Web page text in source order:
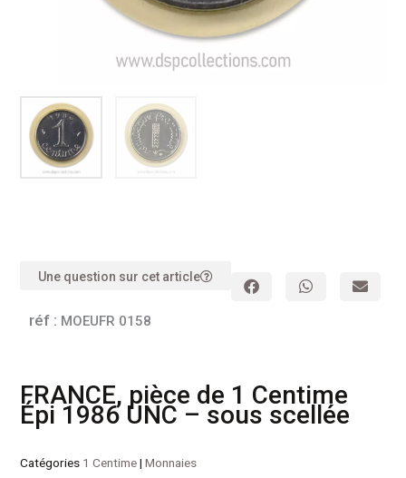
Une question sur cet article
réf : MOEUFR 0158
FRANCE, pièce de 1 Centime
Épi 1986 UNC – sous scellée
Catégories 1 Centime|Monnaies